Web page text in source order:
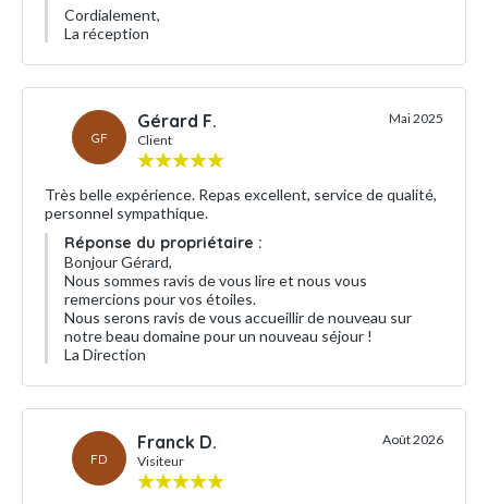
Cordialement,
La réception
GF
Gérard F.
Client
Mai 2025
Très belle expérience. Repas excellent, service de qualité,
personnel sympathique.
Réponse du propriétaire :
Bonjour Gérard,
Nous sommes ravis de vous lire et nous vous
remercions pour vos étoiles.
Nous serons ravis de vous accueillir de nouveau sur
notre beau domaine pour un nouveau séjour !
La Direction
FD
Franck D.
Visiteur
Août 2026